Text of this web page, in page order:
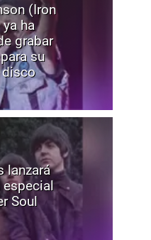
(Iron
ha
grabar
su
lanzará
especial
Soul